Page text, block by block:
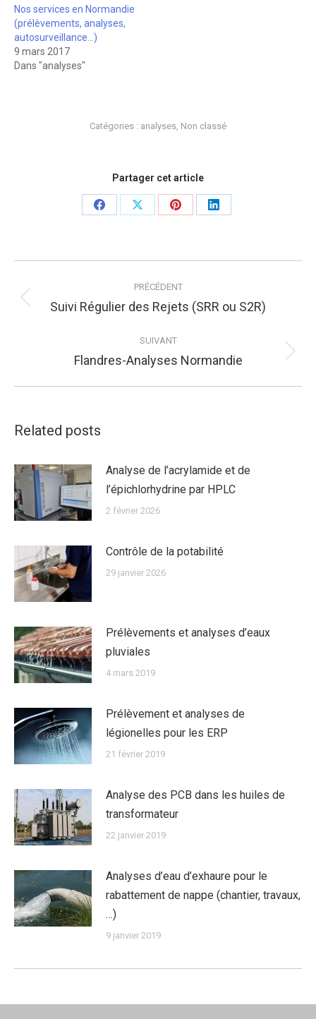
Nos services en Normandie
(prélèvements, analyses,
autosurveillance…)
9 mars 2017
Dans "analyses"
Catégories : analyses, Non classé
Partager cet article
PartagerPartagerPartagerPartager
article
PRÉCÉDENT
Article
:
Suivi Régulier des Rejets (SRR ou S2R)
SUIVANT
Article
Flandres-Analyses Normandie
Related posts
Analyse de l’acrylamide et de
l’épichlorhydrine par HPLC
2 février 2026
Contrôle de la potabilité
29 janvier 2026
Prélèvements et analyses d’eaux
pluviales
4 mars 2019
Prélèvement et analyses de
légionelles pour les ERP
21 février 2019
Analyse des PCB dans les huiles de
transformateur
22 janvier 2019
Analyses d’eau d’exhaure pour le
rabattement de nappe (chantier, travaux,
…)
9 janvier 2019